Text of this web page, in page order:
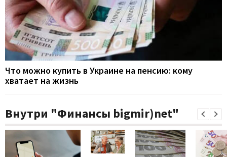
Что можно купить в Украине на пенсию: кому
хватает на жизнь
Внутри "Финансы bigmir)net"